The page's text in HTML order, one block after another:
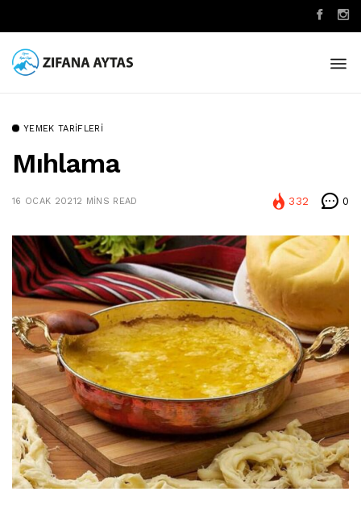
YEMEK TARIFLERI
Mıhlama
16 OCAK 20212 MINS READ 332 0